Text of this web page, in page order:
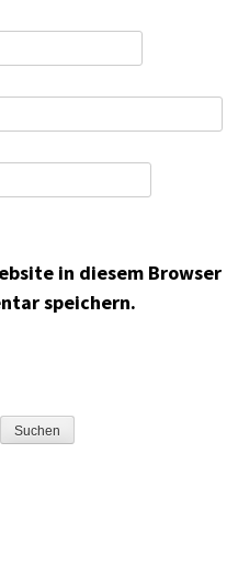
in diesem Browser
speichern.